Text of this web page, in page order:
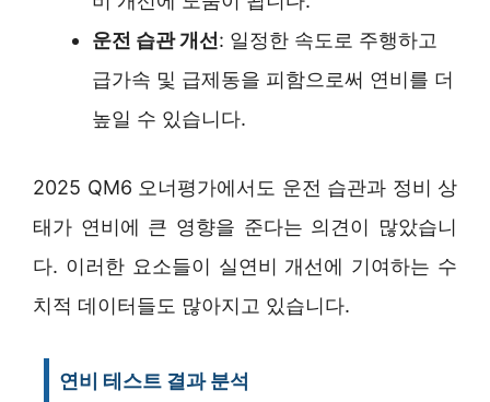
운전 습관 개선: 일정한 속도로 주행하고
급가속 및 급제동을 피함으로써 연비를 더
높일 수 있습니다.
2025 QM6 오너평가에서도 운전 습관과 정비 상
태가 연비에 큰 영향을 준다는 의견이 많았습니
다. 이러한 요소들이 실연비 개선에 기여하는 수
치적 데이터들도 많아지고 있습니다.
연비 테스트 결과 분석